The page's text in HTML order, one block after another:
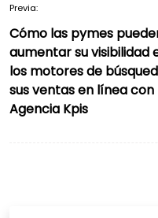
Navegación
de
entradas
Previa:
Cómo las pymes
aumentar su visibilidad
los motores de
sus ventas en línea con
Agencia Kpis